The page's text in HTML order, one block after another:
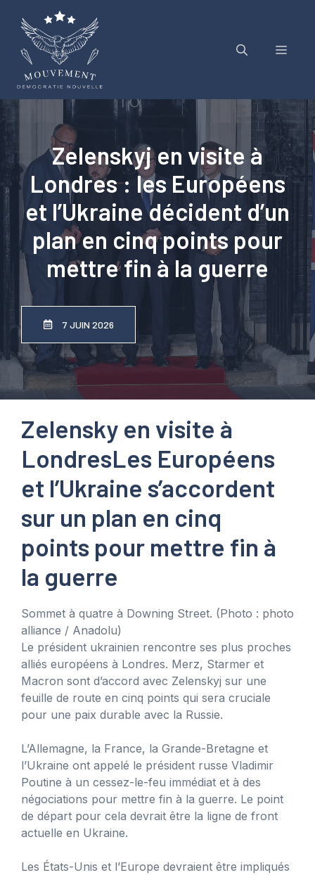
contenu
Menu
Zelenskyj en visite à
Londres : les Européens
et l’Ukraine décident d’un
plan en cinq points pour
mettre fin à la guerre
7 JUIN 2026
Zelensky en visite à
LondresLes Européens
et l’Ukraine s’accordent
sur un plan en cinq
points pour mettre fin à
la guerre
Sommet à quatre à Downing Street. (Photo : photo
alliance / Anadolu)
Le président ukrainien rencontre ses plus proches
alliés européens à Londres. Merz, Starmer et
Macron sont d’accord avec Zelenskyj sur une
feuille de route en cinq points qui sera cruciale
pour une paix durable avec la Russie.
L’Allemagne, la France, la Grande-Bretagne et
l’Ukraine ont appelé le président russe Vladimir
Poutine à un cessez-le-feu immédiat et à des
négociations pour mettre fin à la guerre. Le point
de départ pour cela devrait être la ligne de front
actuelle en Ukraine.
Les États-Unis et l’Europe devraient être impliqués